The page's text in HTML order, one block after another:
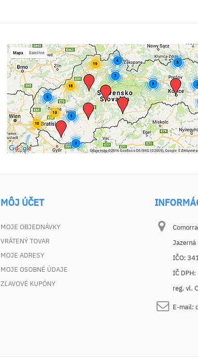
MÔJ ÚČET
MOJE OBJEDNÁVKY
VRÁTENÝ TOVAR
MOJE ADRESY
MOJE OSOBNÉ ÚDAJE
ZĽAVOVÉ KUPÓNY
IČO:
IČ
reg. vl.
E-mail: